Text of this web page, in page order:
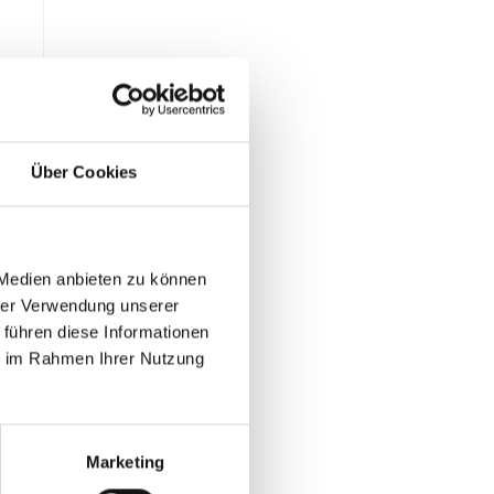
Über Cookies
anbieten zu können
Verwendung unserer
diese Informationen
Rahmen Ihrer Nutzung
Marketing